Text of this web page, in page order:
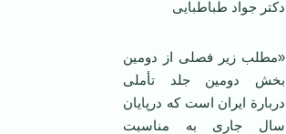
دکتر جواد طباطبایی
«مطلب‌ زیر فصلی‌ از دومین‌
بخش‌ دومین‌ جلد تأملی‌
دربارة‌ ایران‌ است‌ كه‌ درپایان‌
سال‌ جاری‌ به‌ مناسبت‌